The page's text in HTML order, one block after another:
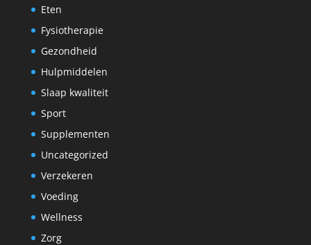
Eten
Fysiotherapie
Gezondheid
Hulpmiddelen
Slaap kwaliteit
Sport
Supplementen
Uncategorized
Verzekeren
Voeding
Wellness
Zorg